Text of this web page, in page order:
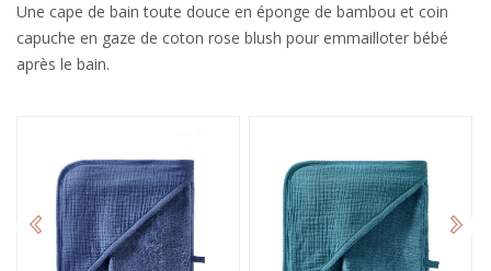
Une cape de bain toute douce en éponge de bambou et coin
capuche en gaze de coton rose blush pour emmailloter bébé
après le bain.